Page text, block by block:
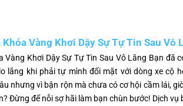
Khóa Vàng Khơi Dậy Sự Tự Tin Sau Vô
Vàng Khơi Dậy Sự Tự Tin Sau Vô Lăng Bạn đã
lắng khi phải tự mình đối mặt với dòng xe cộ
nhưng vì bận rộn mà chưa có cơ hội cầm lái,
Đừng để nỗi sợ hãi làm bạn chùn bước! Dịch vụ